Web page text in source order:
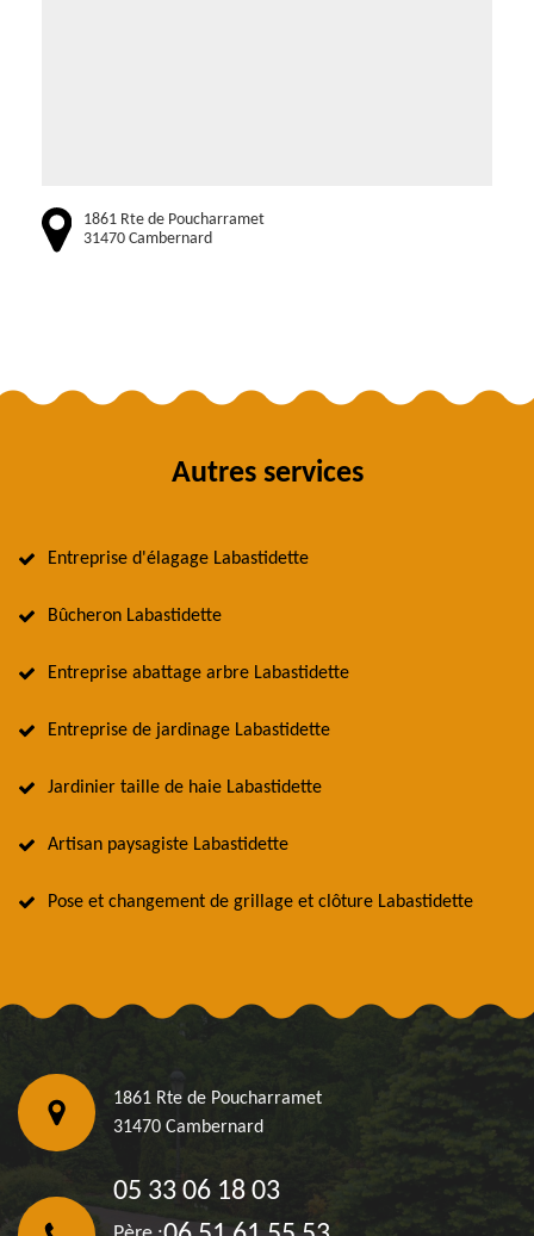
1861 Rte de Poucharramet
31470 Cambernard
Autres services
Entreprise d'élagage Labastidette
Bûcheron Labastidette
Entreprise abattage arbre Labastidette
Entreprise de jardinage Labastidette
Jardinier taille de haie Labastidette
Artisan paysagiste Labastidette
Pose et changement de grillage et clôture Labastidette
1861 Rte de Poucharramet
31470 Cambernard
05 33 06 18 03